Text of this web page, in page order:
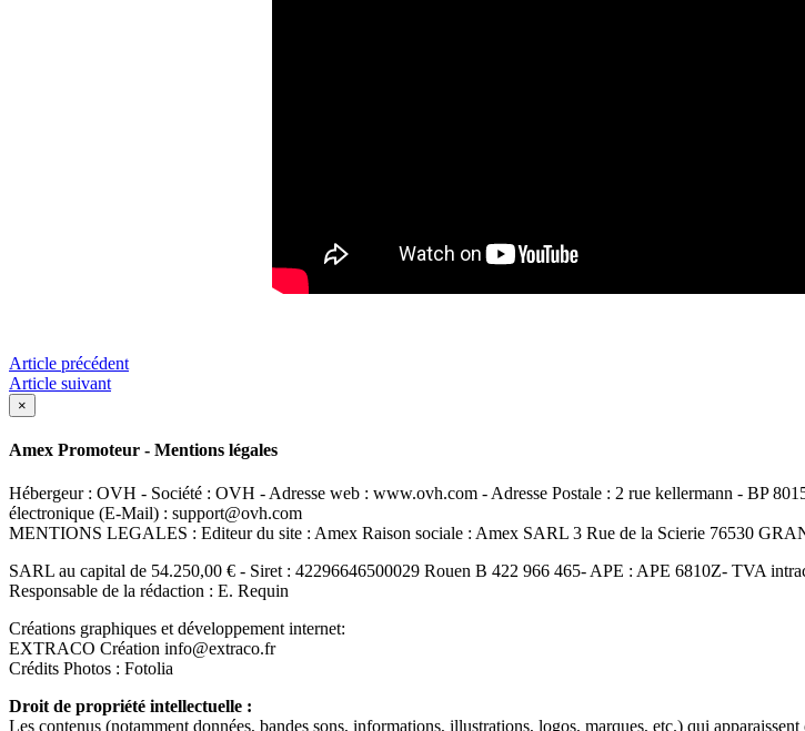
Article précédent
Article suivant
×
Amex Promoteur - Mentions légales
Hébergeur : OVH - Société : OVH - Adresse web : www.ovh.com - Adresse Postale : 2 rue kellermann - BP
électronique (E-Mail) : support@ovh.com
MENTIONS LEGALES : Editeur du site : Amex Raison sociale : Amex SARL 3 Rue de la Scierie 76530
SARL au capital de 54.250,00 € - Siret : 42296646500029 Rouen B 422 966 465- APE : APE 6810Z- TVA
Responsable de la rédaction : E. Requin
Créations graphiques et développement internet:
EXTRACO Création info@extraco.fr
Crédits Photos : Fotolia
Droit de propriété intellectuelle :
Les contenus (notamment données, bandes sons, informations, illustrations, logos, marques, etc.) qui